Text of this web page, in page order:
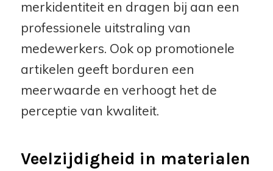
merkidentiteit en dragen bij aan een
professionele uitstraling van
medewerkers. Ook op promotionele
artikelen geeft borduren een
meerwaarde en verhoogt het de
perceptie van kwaliteit.
Veelzijdigheid in materialen